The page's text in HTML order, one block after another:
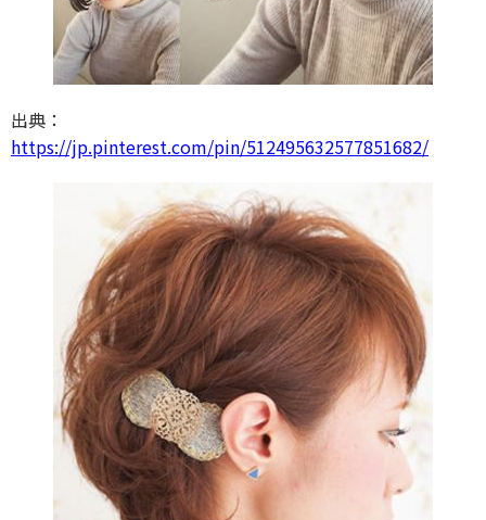
出典：
https://jp.pinterest.com/pin/512495632577851682/